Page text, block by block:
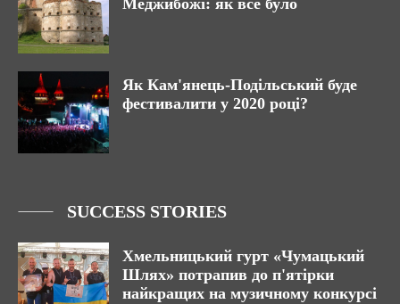
Меджибожі: як все було
Як Кам'янець-Подільський буде
фестивалити у 2020 році?
SUCCESS STORIES
Хмельницький гурт «Чумацький
Шлях» потрапив до п'ятірки
найкращих на музичному конкурсі